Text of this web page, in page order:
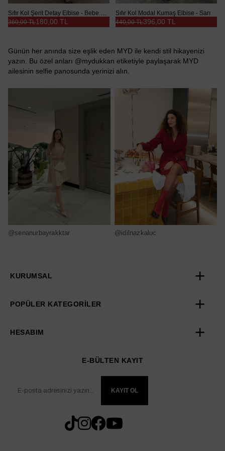
Sıfır Kol Şerit Detay Elbise - Bebe Mavi
180,00 TL
360,00 TL
Sıfır Kol Modal Kumaş Elbise - Sarı
396,00 TL
440,00 TL
Günün her anında size eşlik eden MYD ile kendi stil hikayenizi
yazın. Bu özel anları @mydukkan etiketiyle paylaşarak MYD
ailesinin selfie panosunda yerinizi alın.
@senanurbayrakktar @idilnazkaluc
KURUMSAL
POPÜLER KATEGORİLER
HESABIM
E-BÜLTEN KAYIT
KAYIT OL